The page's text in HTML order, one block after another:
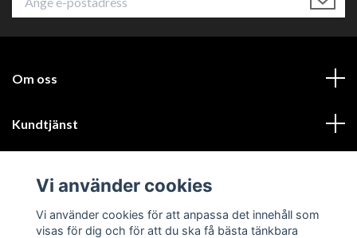
Om oss
Kundtjänst
Sociala medier
Vi använder cookies
Vi använder cookies för att anpassa det innehåll som
visas för dig och för att du ska få bästa tänkbara